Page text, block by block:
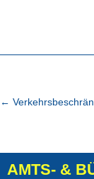
←
AMTS- &